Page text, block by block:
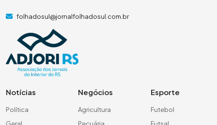
folhadosul@jornalfolhadosul.com.br
Notícias
Política
Negócios
Agricultura
Esporte
Futebol